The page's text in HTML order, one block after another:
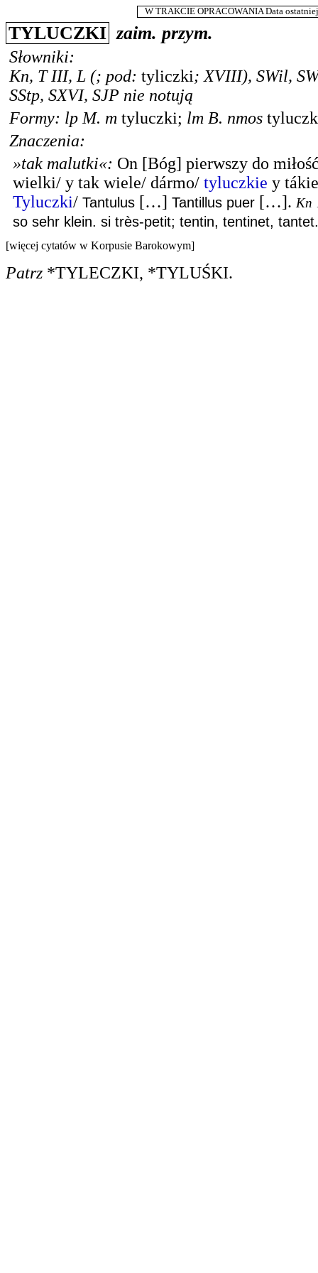
W TRAKCIE OPRACOWANIA Data
TYLUCZKI zaim. przym.
Słowniki:
Kn, T III, L (; pod: tyliczki; XVIII), SWil,
SStp, SXVI, SJP nie notują
Formy: lp M. m tyluczki; lm B. nmos
Znaczenia:
»tak malutki«: On [Bóg] pierwszy do
wielki/ y tak wiele/ dármo/ tyluczkie y
Tyluczki/ Tantulus […] Tantillus puer […]. Kn
so sehr klein. si très-petit; tentin, tentinet, tantet.
[więcej cytatów w Korpusie Barokowym]
Patrz *TYLECZKI, *TYLUŚKI.